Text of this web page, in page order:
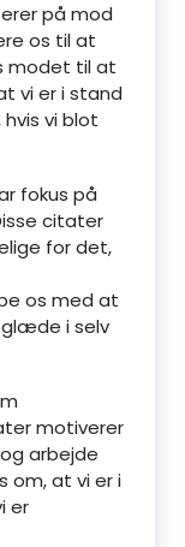
på mod
os til at
modet til at
vi er i stand
vi blot
fokus på
citater
for det,
os med at
i selv
motiverer
arbejde
om, at vi er i
er